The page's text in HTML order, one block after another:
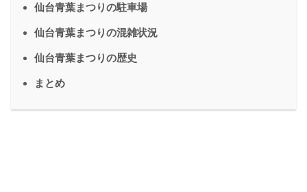
仙台青葉まつりの駐車場
仙台青葉まつりの混雑状況
仙台青葉まつりの歴史
まとめ